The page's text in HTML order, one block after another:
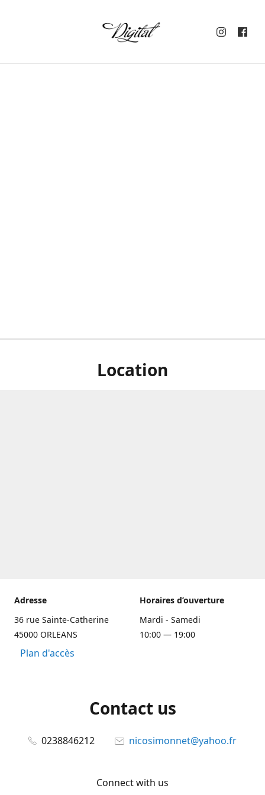
Location
Adresse
36 rue Sainte-Catherine
45000 ORLEANS
Plan d'accès
Horaires d’ouverture
Mardi - Samedi
10:00 — 19:00
Contact us
0238846212 nicosimonnet@yahoo.fr
Connect with us